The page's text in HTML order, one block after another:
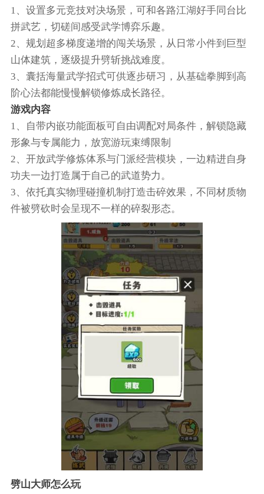
1、设置多元竞技对决场景，可和各路江湖好手同台比
拼武艺，切磋间感受武学博弈乐趣。
2、规划超多梯度递增的闯关场景，从日常小件到巨型
山体建筑，逐级提升劈斩挑战难度。
3、囊括海量武学招式可供逐步研习，从基础拳脚到高
阶心法都能慢慢解锁修炼成长路径。
游戏内容
1、自带内嵌功能面板可自由调配对局条件，解锁隐藏
形象与专属能力，放宽游玩束缚限制
2、开放武学修炼体系与门派经营模块，一边精进自身
功夫一边打造属于自己的武道势力。
3、依托真实物理碰撞机制打造击碎效果，不同材质物
件被劈砍时会呈现不一样的碎裂形态。
劈山大师怎么玩